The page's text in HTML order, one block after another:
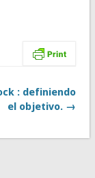
: definiendo
el objetivo. →